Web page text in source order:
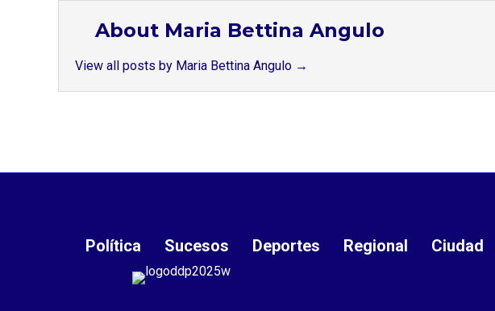
About Maria Bettina Angulo
View all posts by Maria Bettina Angulo →
Política Sucesos Deportes Regional Ciudad